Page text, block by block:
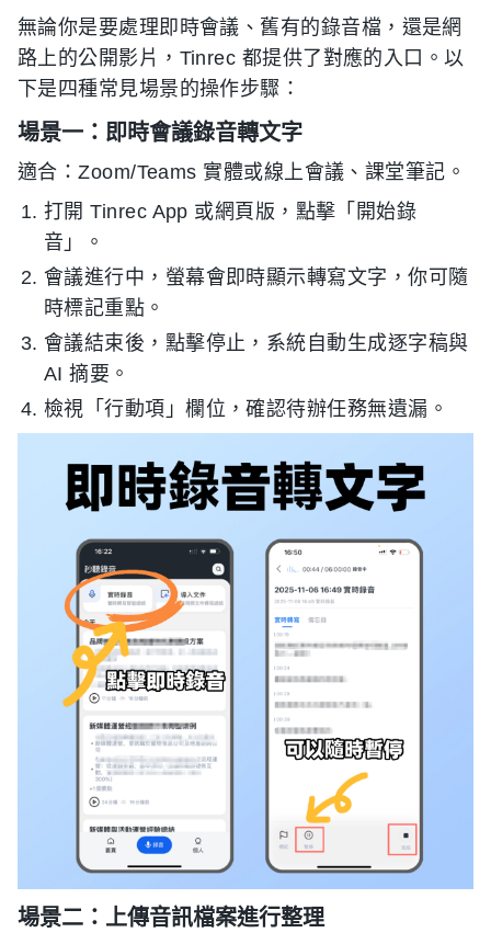
無論你是要處理即時會議、舊有的錄音檔，還是網
路上的公開影片，Tinrec 都提供了對應的入口。以
下是四種常見場景的操作步驟：
場景一：即時會議錄音轉文字
適合：Zoom/Teams 實體或線上會議、課堂筆記。
打開 Tinrec App 或網頁版，點擊「開始錄
音」。
會議進行中，螢幕會即時顯示轉寫文字，你可隨
時標記重點。
會議結束後，點擊停止，系統自動生成逐字稿與
AI 摘要。
檢視「行動項」欄位，確認待辦任務無遺漏。
場景二：上傳音訊檔案進行整理